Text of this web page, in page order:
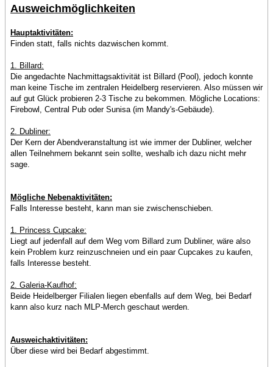
Ausweichmöglichkeiten
Hauptaktivitäten:
Finden statt, falls nichts dazwischen kommt.
1. Billard:
Die angedachte Nachmittagsaktivität ist Billard (Pool), jedoch konnte
man keine Tische im zentralen Heidelberg reservieren. Also müssen wir
auf gut Glück probieren 2-3 Tische zu bekommen. Mögliche Locations:
Firebowl, Central Pub oder Sunisa (im Mandy's-Gebäude).
2. Dubliner:
Der Kern der Abendveranstaltung ist wie immer der Dubliner, welcher
allen Teilnehmern bekannt sein sollte, weshalb ich dazu nicht mehr
sage.
Mögliche Nebenaktivitäten:
Falls Interesse besteht, kann man sie zwischenschieben.
1. Princess Cupcake:
Liegt auf jedenfall auf dem Weg vom Billard zum Dubliner, wäre also
kein Problem kurz reinzuschneien und ein paar Cupcakes zu kaufen,
falls Interesse besteht.
2. Galeria-Kaufhof:
Beide Heidelberger Filialen liegen ebenfalls auf dem Weg, bei Bedarf
kann also kurz nach MLP-Merch geschaut werden.
Ausweichaktivitäten:
Über diese wird bei Bedarf abgestimmt.